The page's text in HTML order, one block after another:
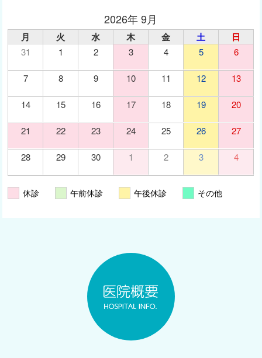
2026.2.11
２月２０日（金）の午後は院長が学会理事会出席のため休診となり
ますのでご了承ください。
2026年 9月
月 火 水 木 金 土 日
31 1 2 3 4 5 6
7 8 9 10 11 12 13
14 15 16 17 18 19 20
21 22 23 24 25 26 27
28 29 30 1 2 3 4
休診 午前休診 午後休診 その他